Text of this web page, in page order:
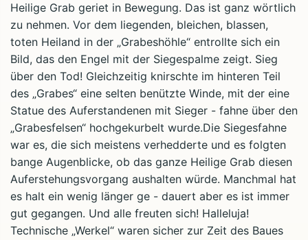
Heilige Grab geriet in Bewegung. Das ist ganz wörtlich
zu nehmen. Vor dem liegenden, bleichen, blassen,
toten Heiland in der „Grabeshöhle“ entrollte sich ein
Bild, das den Engel mit der Siegespalme zeigt. Sieg
über den Tod! Gleichzeitig knirschte im hinteren Teil
des „Grabes“ eine selten benützte Winde, mit der eine
Statue des Auferstandenen mit Sieger - fahne über den
„Grabesfelsen“ hochgekurbelt wurde.Die Siegesfahne
war es, die sich meistens verhedderte und es folgten
bange Augenblicke, ob das ganze Heilige Grab diesen
Auferstehungsvorgang aushalten würde. Manchmal hat
es halt ein wenig länger ge - dauert aber es ist immer
gut gegangen. Und alle freuten sich! Halleluja!
Technische „Werkel“ waren sicher zur Zeit des Baues